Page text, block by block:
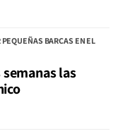
BARCAS EN EL
las